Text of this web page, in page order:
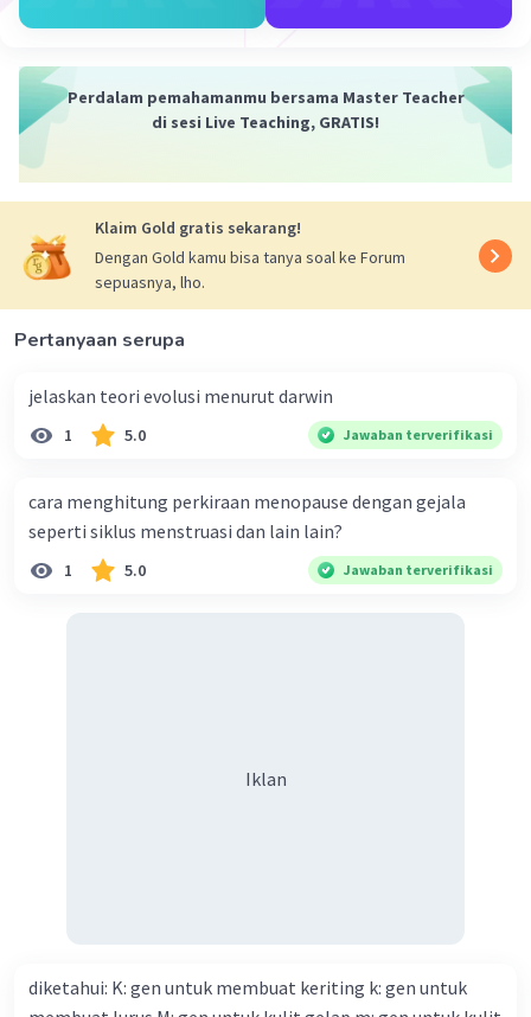
Beri Rating·0.0(0) Balas
Iklan
Perdalam pemahamanmu bersama Master Teacher
di sesi Live Teaching, GRATIS!
Klaim Gold gratis sekarang!
Dengan Gold kamu bisa tanya soal ke Forum
sepuasnya, lho.
Pertanyaan serupa
jelaskan teori evolusi menurut darwin
1 5.0 Jawaban terverifikasi
cara menghitung perkiraan menopause dengan gejala
seperti siklus menstruasi dan lain lain?
1 5.0 Jawaban terverifikasi
Iklan
diketahui: K: gen untuk membuat keriting k: gen untuk